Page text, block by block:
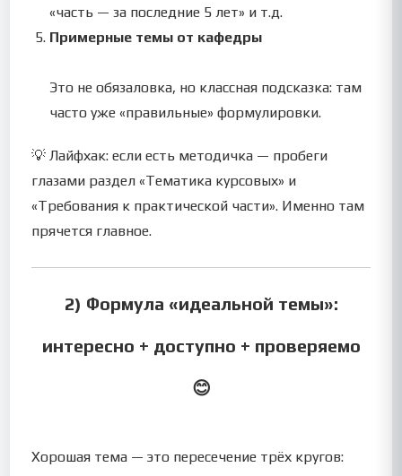
«часть — за последние 5 лет» и т.д.
Примерные темы от кафедры
Это не обязаловка, но классная подсказка: там
часто уже «правильные» формулировки.
💡 Лайфхак: если есть методичка — пробеги
глазами раздел «Тематика курсовых» и
«Требования к практической части». Именно там
прячется главное.
2) Формула «идеальной темы»:
интересно + доступно + проверяемо
😊
Хорошая тема — это пересечение трёх кругов: